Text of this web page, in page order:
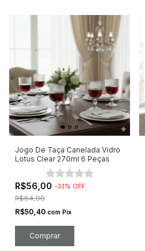
Jogo De Taça Canelada Vidro
Lotus Clear 270ml 6 Peças
R$56,00 -33% OFF
R$84,00
R$50,40 com Pix